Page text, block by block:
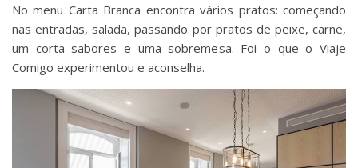
No menu Carta Branca encontra vários pratos: começando
nas entradas, salada, passando por pratos de peixe, carne,
um corta sabores e uma sobremesa. Foi o que o Viaje
Comigo experimentou e aconselha.